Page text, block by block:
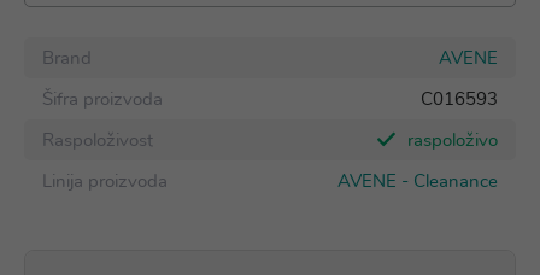
Brand
AVENE
Šifra proizvoda
C016593
Raspoloživost
raspoloživo
Linija proizvoda
AVENE - Cleanance